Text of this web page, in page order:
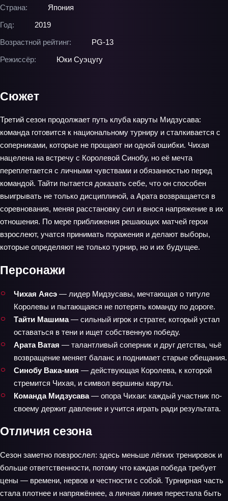
Страна:
Япония
Год:
2019
Возрастной рейтинг:
PG-13
Режиссёр:
Юки Суэцугу
Сюжет
Третий сезон продолжает путь клуба каруты Мидзусава:
команда готовится к национальному турниру и сталкивается с
соперниками, которые не прощают ни одной ошибки. Чихая
нацелена на встречу с Королевой Синобу, но её мечта
переплетается с личными чувствами и обязанностью перед
командой. Тайти пытается доказать себе, что он способен
выигрывать не только дисциплиной, а Арата возвращается в
соревнования, меняя расстановку сил и внося напряжение в их
отношения. По мере приближения решающих матчей герои
взрослеют, учатся принимать поражения и делают выборы,
которые определяют не только турнир, но и их будущее.
Персонажи
Чихая Аясэ — лидер Мидзусавы, мечтающая о титуле
Королевы и пытающаяся не потерять команду по дороге.
Тайти Машима— сильный игрок и стратег, который устал
оставаться в тени и ищет собственную победу.
Арата Ватая — талантливый соперник и друг детства, чьё
возвращение меняет баланс и поднимает старые обещания.
Синобу Вака-мия — действующая Королева, к которой
стремится Чихая, и символ вершины каруты.
Команда Мидзусава— опора Чихаи: каждый участник по-
своему держит давление и учится играть ради результата.
Отличия сезона
Сезон заметно повзрослел: здесь меньше лёгких тренировок и
больше ответственности, потому что каждая победа требует
цены — времени, нервов и честности с собой. Турнирная часть
стала плотнее и напряжённее, а личная линия перестала быть